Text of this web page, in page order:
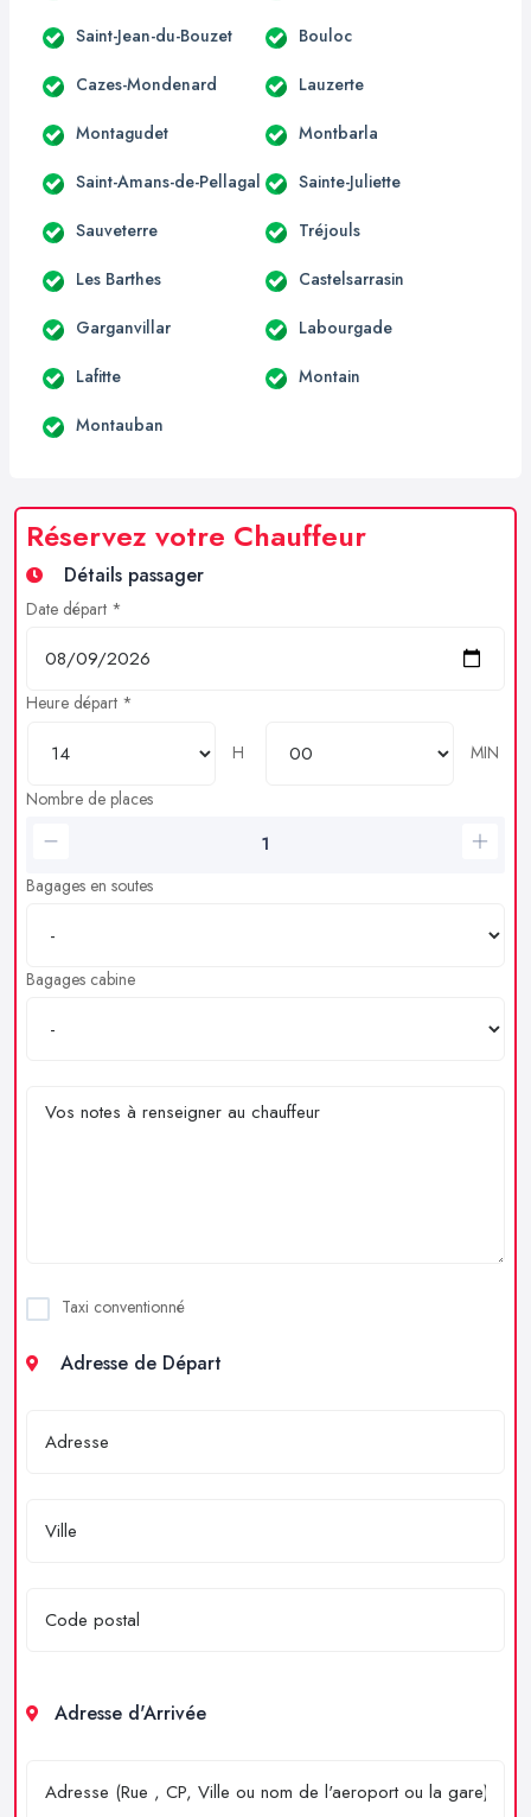
Saint-Jean-du-Bouzet Bouloc
Cazes-Mondenard Lauzerte
Montagudet Montbarla
Saint-Amans-de-Pellagal Sainte-Juliette
Sauveterre Tréjouls
Les Barthes Castelsarrasin
Garganvillar Labourgade
Lafitte Montain
Montauban
Réservez votre Chauffeur
Détails passager
Date départ *
Heure départ *
H
MIN
Nombre de places
Bagages en soutes
Bagages cabine
Taxi conventionné
Adresse de Départ
Adresse d'Arrivée